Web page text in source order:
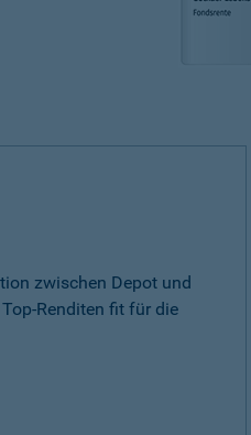
zwischen Depot und
Renditen fit für die